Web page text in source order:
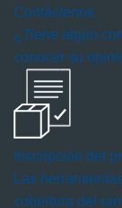
Contáctenos
¿Tiene algún
conocer su
Inscripción del
Las
cobertura del